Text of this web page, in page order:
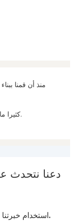
منذ أن قمنا
كثيرا ما نالت استحسان هذا المنتج في الداخل والخارج.
دعنا نتحدث
استخدام خبرتنا للعمل معك وكسب المزيد من حصة السوق.